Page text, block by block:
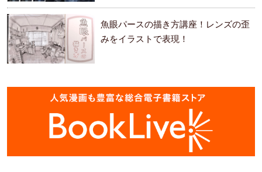
ます。
魚眼パースの描き方講座！レンズの歪
みをイラストで表現！